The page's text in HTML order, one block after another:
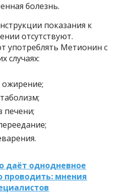
болезнь.
показания к
отсутствуют.
употреблять Метионин с
случаях:
ожирение;
печени;
даёт однодневное
проводить: мнения